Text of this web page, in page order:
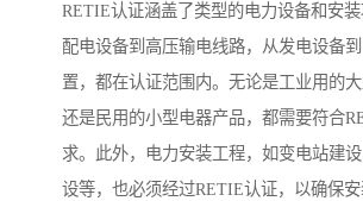
RETIE认证涵盖了类型的电力设备和安
配电设备到高压输电线路，从发电设备
置，都在认证范围内。无论是工业用的大
还是民用的小型电器产品，都需要符合
求。此外，电力安装工程，如变电站建
设等，也必须经过RETIE认证，以确保